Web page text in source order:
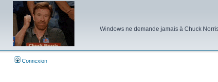
Windows ne demande jamais à Chuck
Connexion